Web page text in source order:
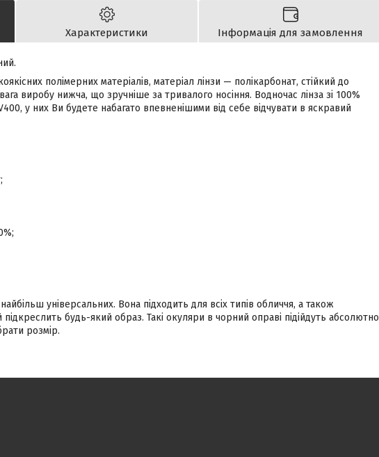
Характеристики Інформація для замовлення
полімерних матеріалів, матеріал лінзи — полікарбонат, стійкий до
виробу нижча, що зручніше за тривалого носіння. Водночас лінза зі 100%
у них Ви будете набагато впевненішими від себе відчувати в яскравий
універсальних. Вона підходить для всіх типів обличчя, а також
будь-який образ. Такі окуляри в чорний оправі підійдуть абсолютно
розмір.